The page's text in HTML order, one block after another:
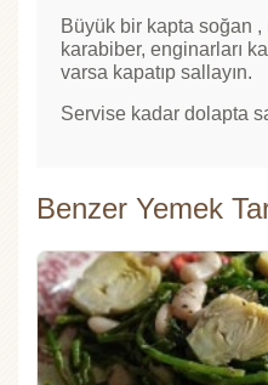
Büyük bir kapta soğan
karabiber, enginarları
varsa kapatıp sallayın.
Servise kadar dolapta
Benzer Yemek